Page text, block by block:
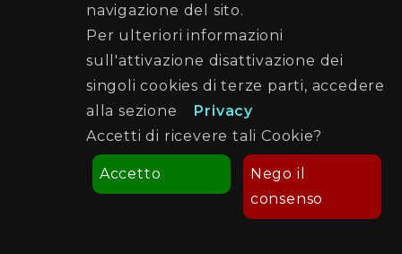
Cookie Policy
navigazione del sito.
Per ulteriori informazioni
sull'attivazione disattivazione dei
singoli cookies di terze parti, accedere
alla sezione
Privacy
Accetti di ricevere tali Cookie?
Accetto
Nego il
consenso